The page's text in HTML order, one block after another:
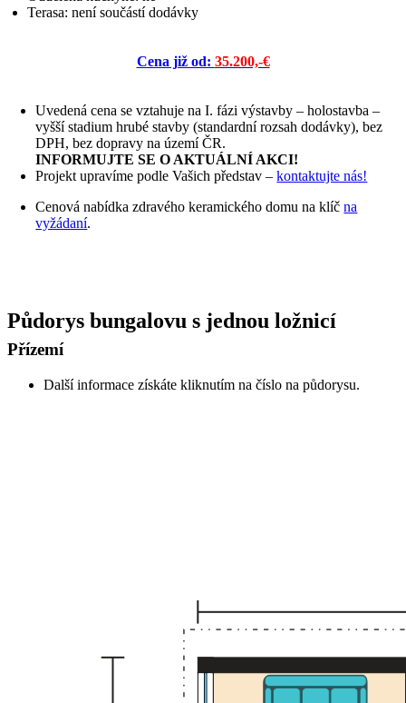
Terasa: není součástí dodávky
Cena již od: 35.200,-€
Uvedená cena se vztahuje na I. fázi výstavby – holostavba –
vyšší stadium hrubé stavby (standardní rozsah dodávky), bez
DPH, bez dopravy na území ČR.
INFORMUJTE SE O AKTUÁLNÍ AKCI!
Projekt upravíme podle Vašich představ –kontaktujte nás!
Cenová nabídka zdravého keramického domu na klíčna
vyžádaní.
Půdorys bungalovu s jednou ložnicí
Přízemí
Další informace získáte kliknutím na číslo na půdorysu.